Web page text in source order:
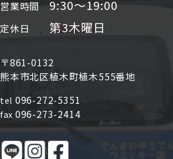
営業時間 9:30〜19:00
定休日 第3木曜日
〒861-0132
熊本市北区植木町植木555番地
tel 096-272-5351
fax 096-273-2414